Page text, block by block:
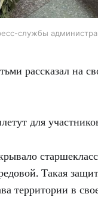
службы
рассказал на
для
Такая
территории в